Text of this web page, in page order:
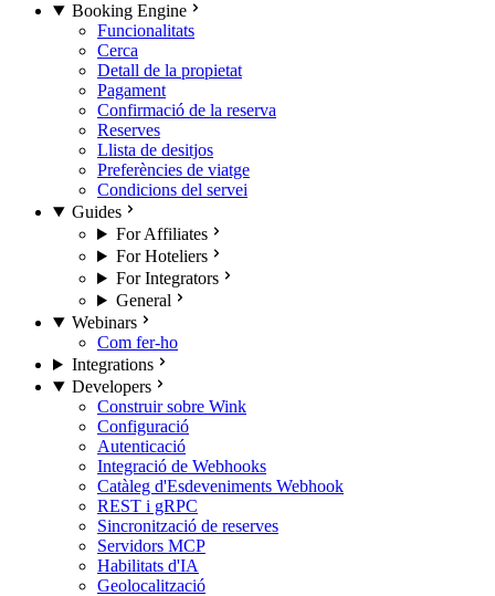
Booking Engine
Funcionalitats
Cerca
Detall de la propietat
Pagament
Confirmació de la reserva
Reserves
Llista de desitjos
Preferències de viatge
Condicions del servei
Guides
For Affiliates
For Hoteliers
For Integrators
General
Webinars
Com fer-ho
Integrations
Developers
Construir sobre Wink
Configuració
Autenticació
Integració de Webhooks
Catàleg d'Esdeveniments Webhook
REST i gRPC
Sincronització de reserves
Servidors MCP
Habilitats d'IA
Geolocalització